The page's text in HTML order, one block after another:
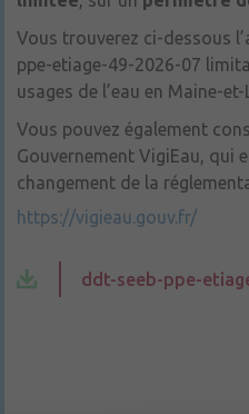
Vous trouverez ci-dessous
ppe-etiage-49-2026-07
usages de l’eau en Maine-et-
Vous pouvez également
Gouvernement VigiEau, qui
changement de la
https://vigieau.gouv.fr/
ddt-seeb-ppe-